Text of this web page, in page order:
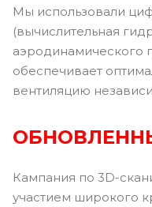
Мы использовали
(вычислительная
аэродинамического
обеспечивает
вентиляцию
Кампания по 3D-
участием широкого